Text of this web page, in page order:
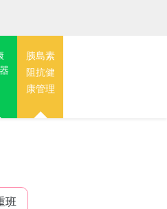
胰島素
阻抗健
康管理
班